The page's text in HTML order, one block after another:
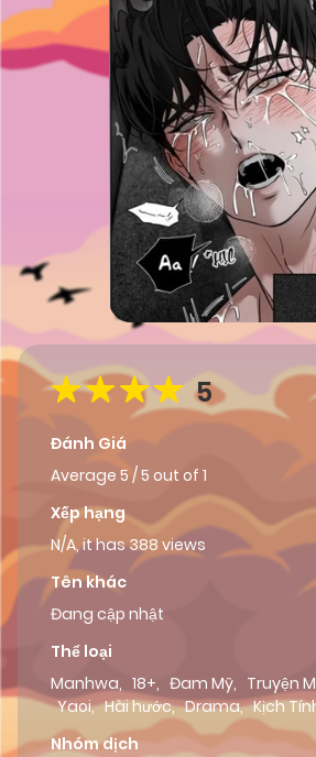
5
Đánh Giá
Average 5 /5 out of 1
Xếp hạng
N/A, it has 388 views
Tên khác
Đang cập nhật
Thể loại
Manhwa, 18+, Đam Mỹ, Truyện
Yaoi, Hài hước, Drama, Kịch
Tình Cảm, Oneshot, Dưa Leo
Nhóm dịch